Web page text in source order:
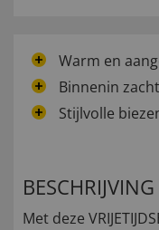
Warm en
Binnenin
Stijlvolle
BESCHRIJVING
Met deze